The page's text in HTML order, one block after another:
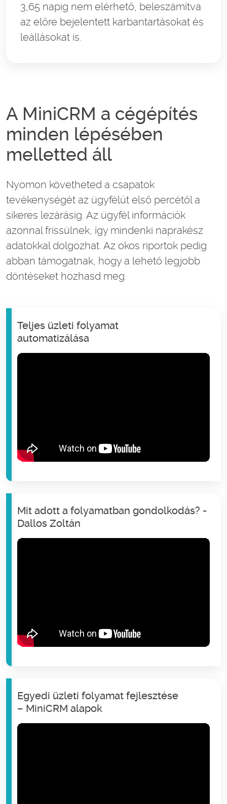
3,65 napig nem elérhető, beleszámítva
az előre bejelentett karbantartásokat és
leállásokat is.
A MiniCRM a cégépítés
minden lépésében
melletted áll
Nyomon követheted a csapatok
tevékenységét az ügyfélút első percétől a
sikeres lezárásig. Az ügyfél információk
azonnal frissülnek, így mindenki naprakész
adatokkal dolgozhat. Az okos riportok pedig
abban támogatnak, hogy a lehető legjobb
döntéseket hozhasd meg.
Teljes üzleti folyamat
automatizálása
Mit adott a folyamatban gondolkodás? -
Dallos Zoltán
Egyedi üzleti folyamat fejlesztése
– MiniCRM alapok